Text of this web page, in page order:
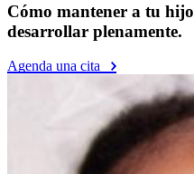
Cómo mantener a tu
desarrollar plenamente.
Agenda una cita